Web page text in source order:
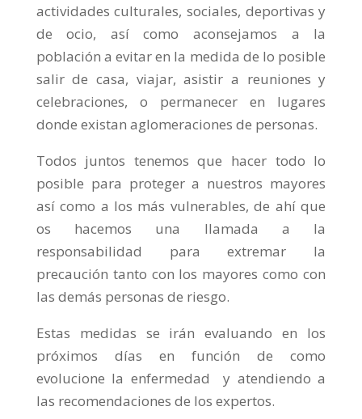
actividades culturales, sociales, deportivas y
de ocio, así como aconsejamos a la
población a evitar en la medida de lo posible
salir de casa, viajar, asistir a reuniones y
celebraciones, o permanecer en lugares
donde existan aglomeraciones de personas.
Todos juntos tenemos que hacer todo lo
posible para proteger a nuestros mayores
así como a los más vulnerables, de ahí que
os hacemos una llamada a la
responsabilidad para extremar la
precaución tanto con los mayores como con
las demás personas de riesgo.
Estas medidas se irán evaluando en los
próximos días en función de como
evolucione la enfermedad y atendiendo a
las recomendaciones de los expertos.